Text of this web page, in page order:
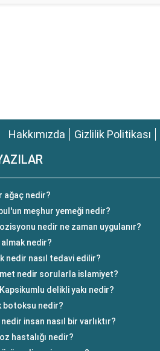
Hakkımızda Gizlilik Politikası
ağaç nedir?
meşhur yemeği nedir?
nedir ne zaman uygulanır?
almak nedir?
nedir nasıl tedavi edilir?
nedir sorularla islamiyet?
delikli yakı nedir?
botoksu nedir?
nedir insan nasıl bir varlıktır?
hastalığı nedir?